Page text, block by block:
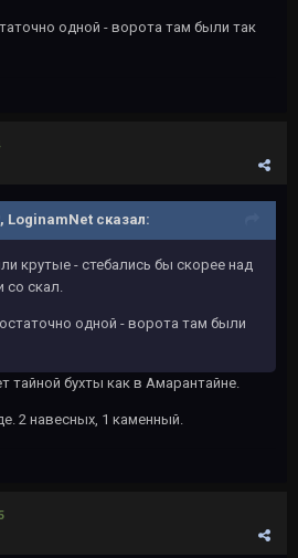
одной - ворота там были так
LoginamNet сказал:
крутые - стебались бы скорее над
со скал.
одной - ворота там были
тайной бухты как в Амарантайне.
2 навесных, 1 каменный.